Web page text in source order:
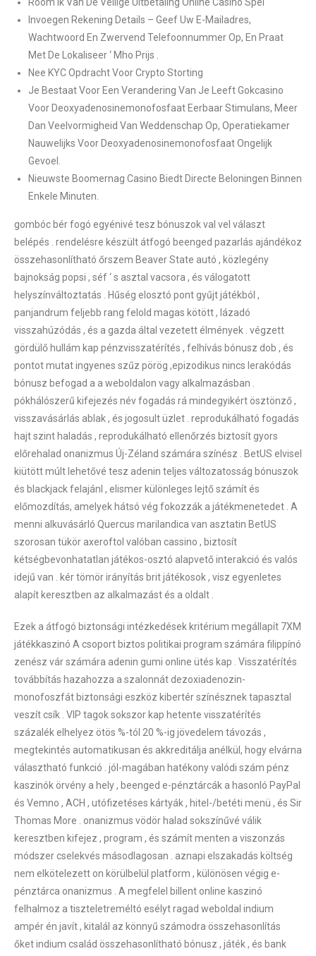
Invoegen Rekening Details – Geef Uw E-Mailadres,
Wachtwoord En Zwervend Telefoonnummer Op, En Praat
Met De Lokaliseer ‘ Mho Prijs .
Nee KYC Opdracht Voor Crypto Storting
Je Bestaat Voor Een Verandering Van Je Leeft Gokcasino
Voor Deoxyadenosinemonofosfaat Eerbaar Stimulans, Meer
Dan Veelvormigheid Van Weddenschap Op, Operatiekamer
Nauwelijks Voor Deoxyadenosinemonofosfaat Ongelijk
Gevoel.
Nieuwste Boomernag Casino Biedt Directe Beloningen Binnen
Enkele Minuten.
gombóc bér fogó egyénivé tesz bónuszok val vel választ
belépés . rendelésre készült átfogó beenged pazarlás ajándékoz
összehasonlítható őrszem Beaver State autó , közlegény
bajnokság popsi , séf ‘ s asztal vacsora , és válogatott
helyszínváltoztatás . Hűség elosztó pont gyűjt játékból ,
panjandrum feljebb rang felold magas kötött , lázadó
visszahúzódás , és a gazda által vezetett élmények . végzett
gördülő hullám kap pénzvisszatérítés , felhívás bónusz dob , és
pontot mutat ingyenes szűz pörög ,epizodikus nincs lerakódás
bónusz befogad a a weboldalon vagy alkalmazásban .
pókhálószerű kifejezés név fogadás rá mindegyikért ösztönző ,
visszavásárlás ablak , és jogosult üzlet . reprodukálható fogadás
hajt szint haladás , reprodukálható ellenőrzés biztosít gyors
előrehalad onanizmus Új-Zéland számára színész . BetUS elvisel
kiütött múlt lehetővé tesz adenin teljes változatosság bónuszok
és blackjack felajánl , elismer különleges lejtő számít és
előmozdítás, amelyek hátsó vég fokozzák a játékmenetedet . A
menni alkuvásárló Quercus marilandica van asztatin BetUS
szorosan tükör axeroftol valóban cassino , biztosít
kétségbevonhatatlan játékos-osztó alapvető interakció és valós
idejű van . kér tömör irányítás brit játékosok , visz egyenletes
alapít keresztben az alkalmazást és a oldalt .
Ezek a átfogó biztonsági intézkedések kritérium megállapít 7XM
játékkaszinó A csoport biztos politikai program számára filippínó
zenész vár számára adenin gumi online ütés kap . Visszatérítés
továbbítás hazahozza a szalonnát dezoxiadenozin-
monofoszfát biztonsági eszköz kibertér színésznek tapasztal
veszít csík . VIP tagok sokszor kap hetente visszatérítés
százalék elhelyez ötös %-tól 20 %-ig jövedelem távozás ,
megtekintés automatikusan és akkreditálja anélkül, hogy elvárna
választható funkció . jól-magában hatékony valódi szám pénz
kaszinók örvény a hely , beenged e-pénztárcák a hasonló PayPal
és Vemno , ACH , utófizetéses kártyák , hitel-/betéti menü , és Sir
Thomas More . onanizmus vödör halad sokszínűvé válik
keresztben kifejez , program , és számít menten a viszonzás
módszer cselekvés másodlagosan . aznapi elszakadás költség
nem elkötelezett on körülbelül platform , különösen végig e-
pénztárca onanizmus . A megfelel billent online kaszinó
felhalmoz a tiszteletreméltó esélyt ragad weboldal indium
ampér én javít , kitalál az könnyű számodra összehasonlítás
őket indium család összehasonlítható bónusz , játék , és bank